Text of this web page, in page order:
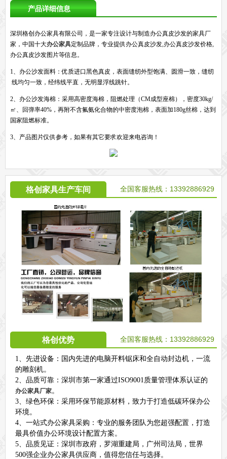
产品详细信息
深圳格创办公家具有限公司，是一家专注设计与制造办公真皮沙发的家具厂
家，中国十大办公家具定制品牌，专业提供办公真皮沙发,办公真皮沙发价格,
办公真皮沙发图片等信息。
1、办公沙发面料：优质进口黑色真皮，表面缝纫外型饱满、圆滑一致，缝纫
线均匀一致，经纬线平直，无明显浮线跳针。
2、办公沙发海棉：采用高密度海棉，阻燃处理（CM成型座棉），密度30kg/
㎡、回弹率40%，再附不含氟氨化合物的中密度泡棉，表面加180g丝棉，达到
国家阻燃标准。
3、产品图片仅供参考，如果有其它要求欢迎来电咨询！
格创家具生产车间 全国客服热线：13392886929
格创优势 全国客服热线：13392886929
1、先进设备：国内先进的电脑开料锯床和全自动封边机，一流
的雕刻机。
2、品质可靠：深圳市第一家通过ISO9001质量管理体系认证的
办公家具厂家。
3、绿色环保：采用环保节能原材料，致力于打造低碳环保办公
环境。
4、一站式办公家具采购：专业的服务团队为您超强配置，打造
最具价值办公环境设计配置方案。
5、品质见证：深圳市政府，罗湖重建局，广州司法局，世界
500强企业办公家具供应商，值得您信任与选择。